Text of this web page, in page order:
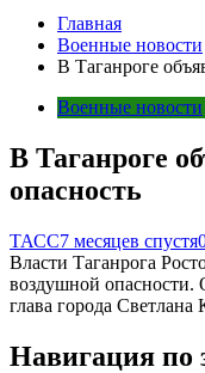
Главная
Военные новости
В Таганроге
Военные новости
В Таганроге
опасность
ТАСС7 месяцев спустя
Власти Таганрога
воздушной опасности.
глава города Светлана
Навигация по